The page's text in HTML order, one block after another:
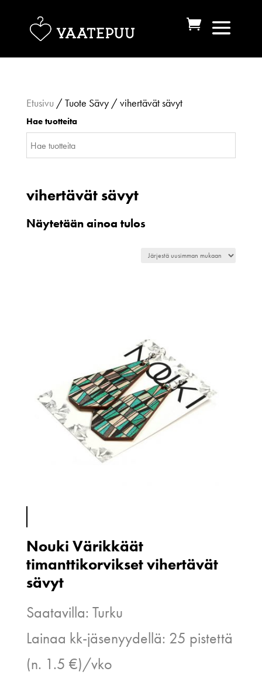
Etusivu / Tuote Sävy / vihertävät sävyt
Hae tuotteita
vihertävät sävyt
Näytetään ainoa tulos
Nouki Värikkäät
timanttikorvikset vihertävät
sävyt
Saatavilla: Turku
Lainaa kk-jäsenyydellä: 25 pistettä
(n. 1.5 €)/vko